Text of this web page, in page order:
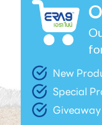
New
Special